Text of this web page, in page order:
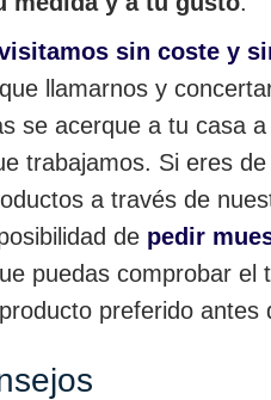
sin coste y
llamarnos y
se acerque a tu casa
trabajamos. Si eres
a través de
de pedir
puedas comprobar el
preferido antes